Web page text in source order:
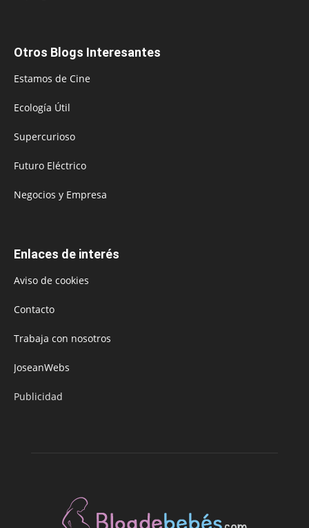
Otros Blogs Interesantes
Estamos de Cine
Ecología Útil
Supercurioso
Futuro Eléctrico
Negocios y Empresa
Enlaces de interés
Aviso de cookies
Contacto
Trabaja con nosotros
JoseanWebs
Publicidad